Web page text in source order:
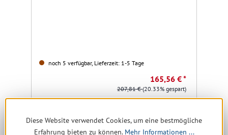
noch 5 verfügbar, Lieferzeit: 1-5 Tage
165,56 € *
207,81 €(20.33% gespart)
Details
Diese Website verwendet Cookies, um eine bestmögliche
Erfahrung bieten zu können. Mehr Informationen ...